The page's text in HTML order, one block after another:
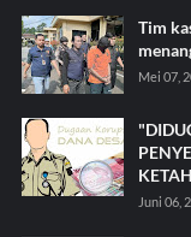
Tim
Mei 07,
Juni 06,